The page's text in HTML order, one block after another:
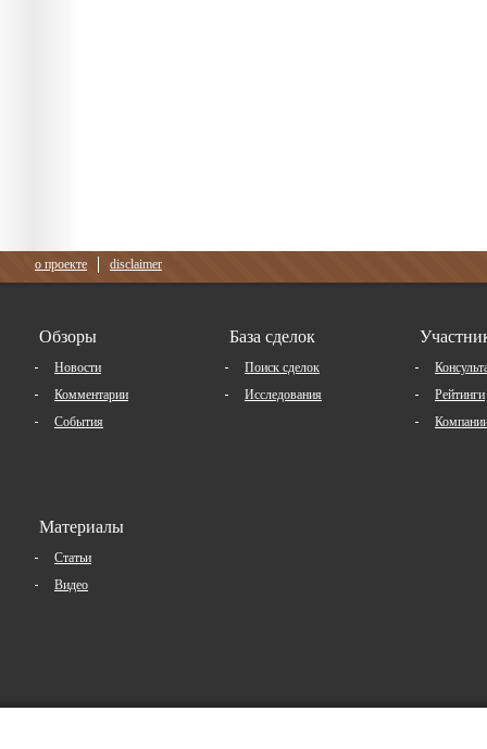
о проекте disclaimer
Обзоры
Новости
Комментарии
События
База сделок
Поиск сделок
Исследования
Рейтинги
Материалы
Статьи
Видео